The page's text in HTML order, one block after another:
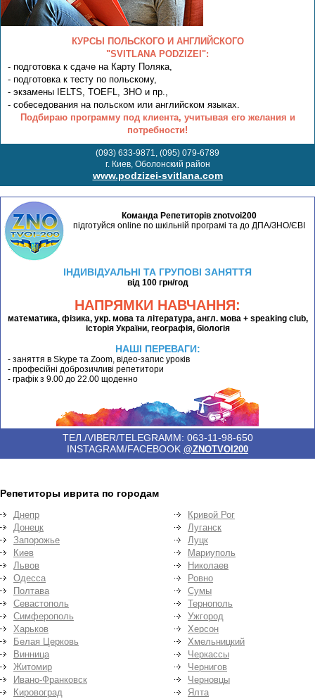
КУРСЫ ПОЛЬСКОГО И АНГЛИЙСКОГО
"SVITLANA PODZIZEI":
- подготовка к сдаче на Карту Поляка,
- подготовка к тесту по польскому,
- экзамены IELTS, TOEFL, ЗНО и пр.,
- собеседования на польском или английском языках.
Подбираю программу под клиента, учитывая его желания и
потребности!
(093) 633-9871, (095) 079-6789
г. Киев, Оболонский район
www.podzizei-svitlana.com
Команда Репетиторів znotvoi200
підготуйся online по шкільній програмі та до ДПА/ЗНО/ЄВІ
ІНДИВІДУАЛЬНІ ТА ГРУПОВІ ЗАНЯТТЯ
від 100 грн/год
НАПРЯМКИ НАВЧАННЯ:
математика, фізика, укр. мова та література, англ. мова + speaking club,
історія України, географія, біологія
НАШІ ПЕРЕВАГИ:
- заняття в Skype та Zoom, відео-запис уроків
- професійні доброзичливі репетитори
- графік з 9.00 до 22.00 щоденно
ТЕЛ./VIBER/TELEGRAMM: 063-11-98-650
INSTAGRAM/FACEBOOK @ZNOTVOI200
Репетиторы иврита по городам
Днепр
Донецк
Запорожье
Киев
Львов
Одесса
Полтава
Севастополь
Симферополь
Харьков
Белая Церковь
Винница
Житомир
Ивано-Франковск
Кировоград
Кривой Рог
Луганск
Луцк
Мариуполь
Николаев
Ровно
Сумы
Тернополь
Ужгород
Херсон
Хмельницкий
Черкассы
Чернигов
Черновцы
Ялта